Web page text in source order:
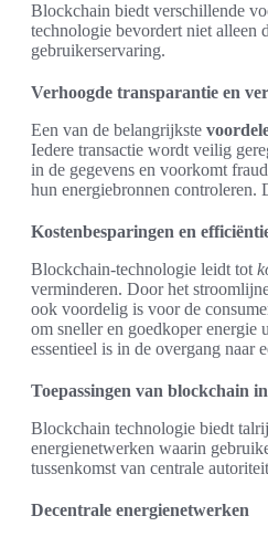
Blockchain biedt verschillende
technologie bevordert niet alleen
gebruikerservaring.
Verhoogde transparantie en
Een van de belangrijkste
Iedere transactie wordt veilig
in de gegevens en voorkomt
hun energiebronnen controleren.
Kostenbesparingen en
Blockchain-technologie leidt tot
verminderen. Door het
ook voordelig is voor de
om sneller en goedkoper energie
essentieel is in de overgang naar
Toepassingen van blockchain
Blockchain technologie biedt
energienetwerken waarin
tussenkomst van centrale
Decentrale energienetwerken